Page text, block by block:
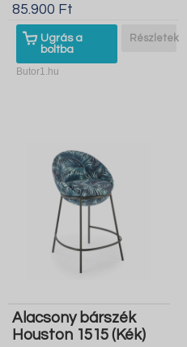
85.900 Ft
Ugrás a
boltba
Részletek
Butor1.hu
Alacsony bárszék
Houston 1515 (Kék)